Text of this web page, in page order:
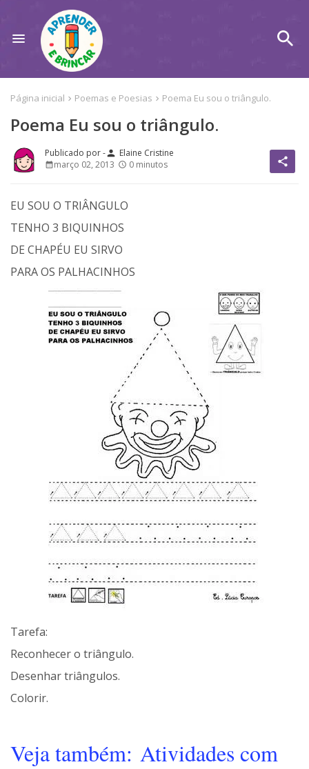
Página inicial Poemas e Poesias Poema Eu sou o triângulo.
Poema Eu sou o triângulo.
person Elaine Cristine
março 02, 2013
0 minutos share
EU SOU O TRIÂNGULO
TENHO 3 BIQUINHOS
DE CHAPÉU EU SIRVO
PARA OS PALHACINHOS
Tarefa:
Reconhecer o triângulo.
Desenhar triângulos.
Colorir.
Veja também: Atividades com